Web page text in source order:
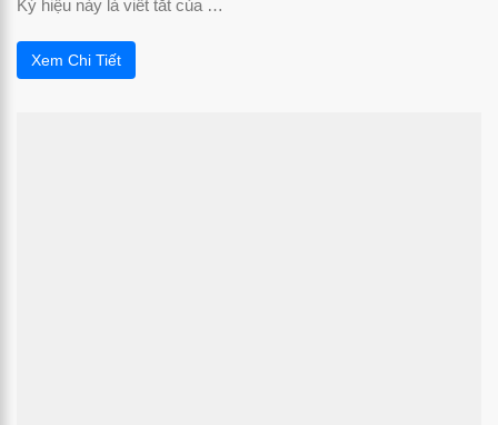
Ký hiệu này là viết tắt của …
Xem Chi Tiết